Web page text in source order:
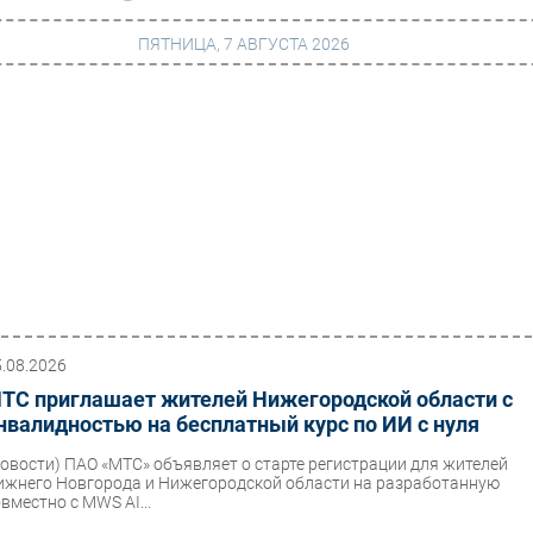
Здоровье
ПЯТНИЦА, 7 АВГУСТА 2026
приглашает жителей Нижегородской области с
на бесплатный курс по ИИ с нуля
ПАО «МТС» объявляет о старте регистрации для жителей
Новгорода и Нижегородской области на разработанную
с MWS AI...